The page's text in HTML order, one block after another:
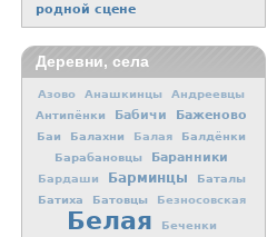
родной сцене
Деревни, села
Азово Анашкинцы Андреевцы
Антипёнки Бабичи Баженово
Баи Балахни Балая
Балдёнки
Барабановцы
Баранники
Бардаши Барминцы
Баталы
Батиха
Батовцы Безносовская
Белая
Беченки